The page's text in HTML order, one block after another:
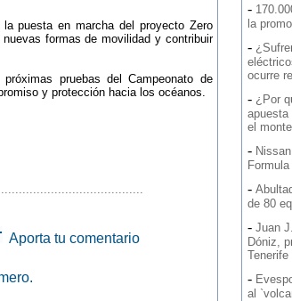
puesta en marcha del proyecto Zero
formas de movilidad y contribuir
pruebas del Campeonato de
y protección hacia los océanos.
Aporta tu comentario
-
la
-
ocurre
- ¿Por
apuesta
el
-
-
de 80
- Juan
Dóniz,
Tenerife
-
al